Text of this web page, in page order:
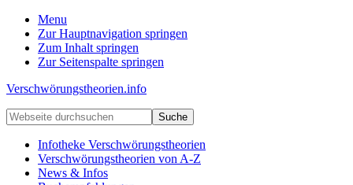
Menu
Zur Hauptnavigation springen
Zum Inhalt springen
Zur Seitenspalte springen
Verschwörungstheorien.info
Beiträge
zu
Merkmalen,
Funktionen
Webseite
durchsuchen
Infotheke Verschwörungstheorien
Verschwörungstheorien von A-Z
News & Infos